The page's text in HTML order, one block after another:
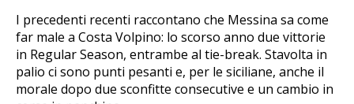
I precedenti recenti raccontano che Messina sa come
far male a Costa Volpino: lo scorso anno due vittorie
in Regular Season, entrambe al tie-break. Stavolta in
palio ci sono punti pesanti e, per le siciliane, anche il
morale dopo due sconfitte consecutive e un cambio in